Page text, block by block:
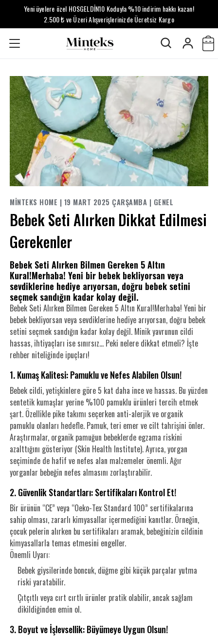
Yeni üyelere özel HOSGELDİN10 Koduyla %10 indirim hakkı kazan!
2.500 ₺ ve Üzeri Alışverişlerinizde Ücretsiz Kargo
MINTEKS HOME | 19 MART 2025 ÇARŞAMBA | GENEL
Bebek Seti Alırken Dikkat Edilmesi
Gerekenler
Bebek Seti Alırken Bilmen Gereken 5 Altın
Kural!Merhaba! Yeni bir bebek bekliyorsan veya
sevdiklerine hediye arıyorsan, doğru bebek setini
seçmek sandığın kadar kolay değil.
Bebek Seti Alırken Bilmen Gereken 5 Altın Kural!Merhaba! Yeni bir
bebek bekliyorsan veya sevdiklerine hediye arıyorsan, doğru bebek
setini seçmek sandığın kadar kolay değil. Minik yavrunun cildi
hassas, ihtiyaçları ise sınırsız… Peki nelere dikkat etmeli? İşte
rehber niteliğinde ipuçları!
1. Kumaş Kalitesi: Pamuklu ve Nefes Alabilen Olsun!
Bebek cildi, yetişkinlere göre 5 kat daha ince ve hassas. Bu yüzden
sentetik kumaşlar yerine %100 pamuklu ürünleri tercih etmek
şart. Özellikle pike takımı seçerken anti-alerjik ve organik
pamuklu olanları hedefle. Pamuk, teri emer ve cilt tahrişini önler.
Araştırmalar, organik pamuğun bebeklerde egzama riskini
azalttığını gösteriyor (Skin Health Institute). Ayrıca, yorgan
seçiminde de hafif ve nefes alan malzemeler önemli. Ağır
yorganlar bebeğin nefes almasını zorlaştırabilir.
2. Güvenlik Standartları: Sertifikaları Kontrol Et!
Bir ürünün “CE” veya “Oeko-Tex Standard 100” sertifikalarına
sahip olması, zararlı kimyasallar içermediğini kanıtlar. Örneğin,
çocuk pelerin alırken bu sertifikaları aramak, bebeğinizin cildinin
kimyasallarla temas etmesini engeller.
Önemli Uyarı:
Bebek giysilerinde boncuk, düğme gibi küçük parçalar yutma
riski yaratabilir.
Çıtçıtlı veya cırt cırtlı ürünler pratik olabilir, ancak sağlam
dikildiğinden emin ol.
3. Boyut ve İşlevsellik: Büyümeye Uygun Olsun!